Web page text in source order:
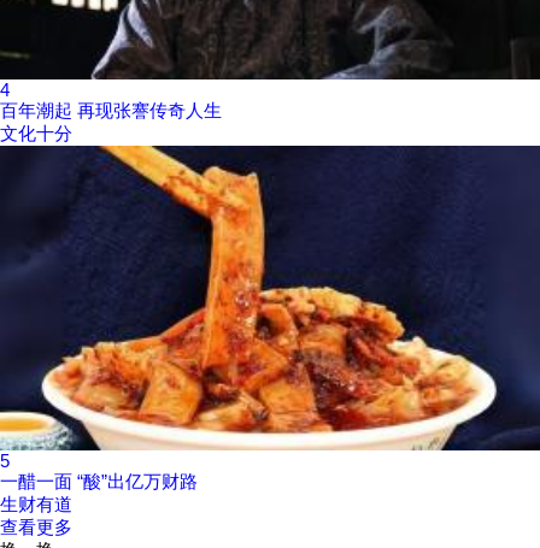
4
百年潮起 再现张謇传奇人生
文化十分
5
一醋一面 “酸”出亿万财路
生财有道
查看更多